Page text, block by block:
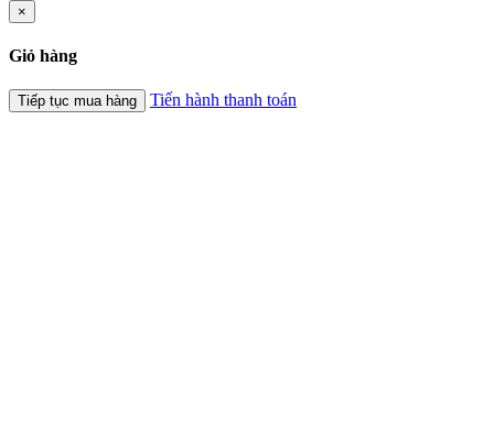
×
Giỏ hàng
Tiếp tục mua hàng Tiến hành thanh toán